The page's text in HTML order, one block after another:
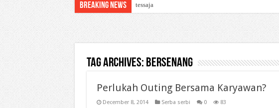
Breaking News tessaja
Tag Archives: bersenang
Perlukah Outing Bersama Karyawan?
December 8, 2014 Serba serbi 0 83